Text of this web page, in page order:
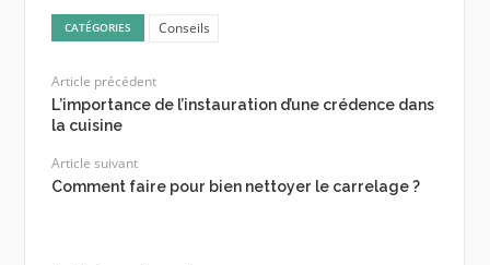
CATÉGORIES Conseils
Article précédent
L’importance de l’instauration d’une crédence dans
la cuisine
Article suivant
Comment faire pour bien nettoyer le carrelage ?